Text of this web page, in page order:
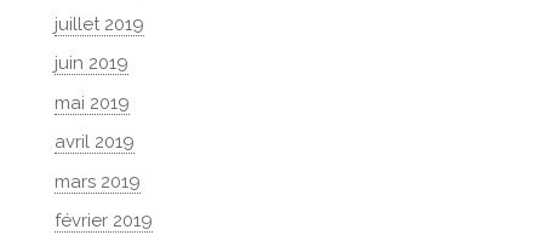
juillet 2019
juin 2019
mai 2019
avril 2019
mars 2019
février 2019